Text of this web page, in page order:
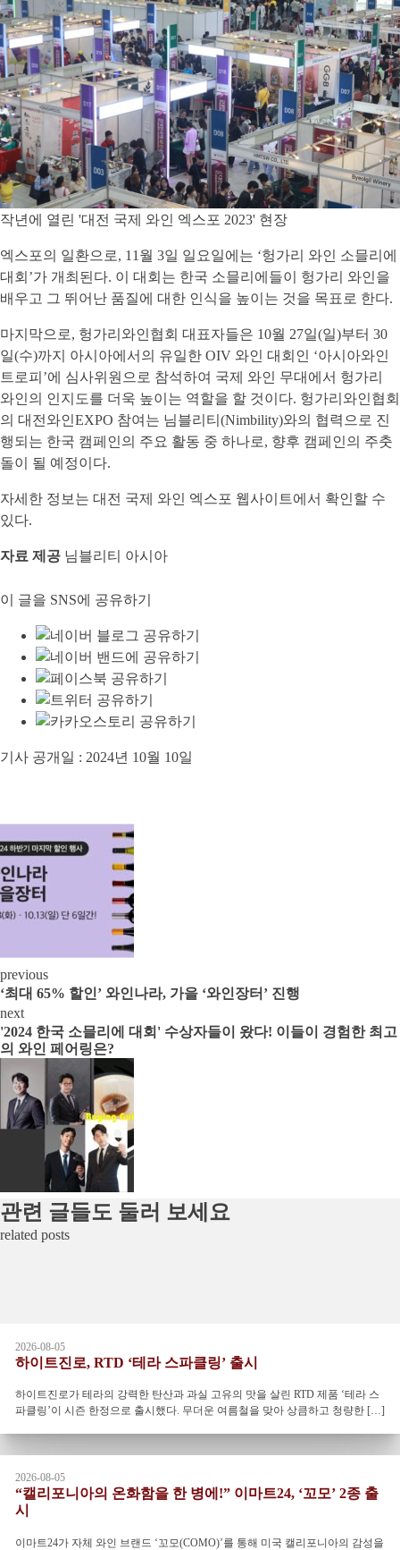
작년에 열린 '대전 국제 와인 엑스포 2023' 현장
엑스포의 일환으로, 11월 3일 일요일에는 ‘헝가리 와인 소믈리에
대회’가 개최된다. 이 대회는 한국 소믈리에들이 헝가리 와인을
배우고 그 뛰어난 품질에 대한 인식을 높이는 것을 목표로 한다.
마지막으로, 헝가리와인협회 대표자들은 10월 27일(일)부터 30
일(수)까지 아시아에서의 유일한 OIV 와인 대회인 ‘아시아와인
트로피’에 심사위원으로 참석하여 국제 와인 무대에서 헝가리
와인의 인지도를 더욱 높이는 역할을 할 것이다. 헝가리와인협회
의 대전와인EXPO 참여는 님블리티(Nimbility)와의 협력으로 진
행되는 한국 캠페인의 주요 활동 중 하나로, 향후 캠페인의 주춧
돌이 될 예정이다.
자세한 정보는 대전 국제 와인 엑스포 웹사이트 에서 확인할 수
있다.
자료 제공 님블리티 아시아
이 글을 SNS에 공유하기
기사 공개일 : 2024년 10월 10일
previous
‘최대 65% 할인’ 와인나라, 가을 ‘와인장터’ 진행
next
'2024 한국 소믈리에 대회' 수상자들이 왔다! 이들이 경험한 최고
의 와인 페어링은?
관련 글들도 둘러 보세요
related posts
2026-08-05
하이트진로, RTD ‘테라 스파클링’ 출시
하이트진로가 테라의 강력한 탄산과 과실 고유의 맛을 살린 RTD 제품 ‘테라 스
파클링’이 시즌 한정으로 출시했다. 무더운 여름철을 맞아 상큼하고 청량한 […]
2026-08-05
“캘리포니아의 온화함을 한 병에!” 이마트24, ‘꼬모’ 2종 출
시
이마트24가 자체 와인 브랜드 ‘꼬모(COMO)’를 통해 미국 캘리포니아의 감성을